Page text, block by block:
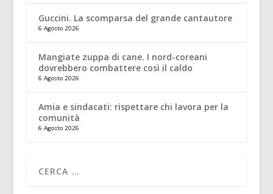
Guccini. La scomparsa del grande cantautore
6 Agosto 2026
Mangiate zuppa di cane. I nord-coreani
dovrebbero combattere così il caldo
6 Agosto 2026
Amia e sindacati: rispettare chi lavora per la
comunità
6 Agosto 2026